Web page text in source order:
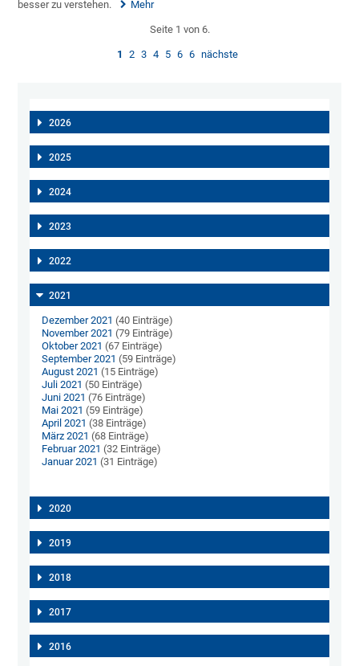
besser zu verstehen. Mehr
Seite 1 von 6.
1 2 3 4 5 6 6 nächste
2026
2025
2024
2023
2022
2021
Dezember 2021 (40 Einträge)
November 2021 (79 Einträge)
Oktober 2021 (67 Einträge)
September 2021 (59 Einträge)
August 2021 (15 Einträge)
Juli 2021 (50 Einträge)
Juni 2021 (76 Einträge)
Mai 2021 (59 Einträge)
April 2021 (38 Einträge)
März 2021 (68 Einträge)
Februar 2021 (32 Einträge)
Januar 2021 (31 Einträge)
2020
2019
2018
2017
2016